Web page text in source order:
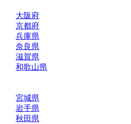
大阪府
京都府
兵庫県
奈良県
滋賀県
和歌山県
宮城県
岩手県
秋田県